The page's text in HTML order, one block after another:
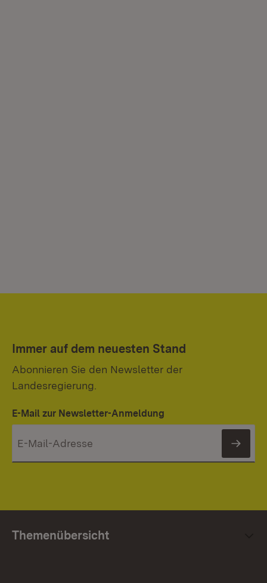
Immer auf dem neuesten Stand
Abonnieren Sie den Newsletter der
Landesregierung.
E-Mail zur Newsletter-Anmeldung
Themenübersicht